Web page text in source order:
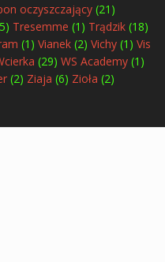
oczyszczający (21)
Tresemme (1) Trądzik (18)
(1) Vianek (2) Vichy (1) Vis
(29) WS Academy (1)
(2) Ziaja (6) Zioła (2)